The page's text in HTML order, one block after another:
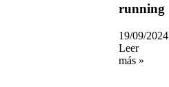
running
19/09/2024
Leer
más »